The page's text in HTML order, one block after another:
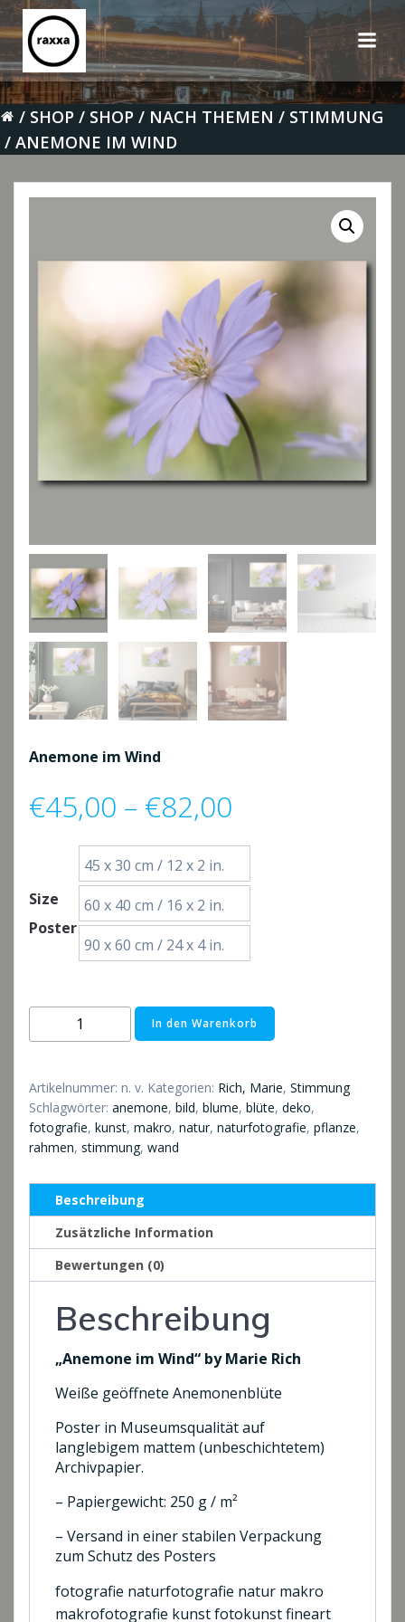
Zum
Inhalt
springen
SHOP SHOP NACH THEMEN
STIMMUNG
ANEMONE IM WIND
Anemone im Wind
€45,00 – €82,00
€45,00
bis
Size
Poster
45 x 30 cm / 12 x 2 in.
60 x 40 cm / 16 x 2 in.
90 x 60 cm / 24 x 4 in.
Anemone
im
Menge
In den Warenkorb
Artikelnummer: n. v. Kategorien: Rich, Marie, Stimmung
Schlagwörter: anemone, bild, blume, blüte, deko,
fotografie, kunst, makro, natur, naturfotografie, pflanze,
rahmen, stimmung, wand
Beschreibung
Zusätzliche Information
Bewertungen (0)
Beschreibung
„Anemone im Wind“ by Marie Rich
Weiße geöffnete Anemonenblüte
Poster in Museumsqualität auf
langlebigem mattem (unbeschichtetem)
Archivpapier.
– Papiergewicht: 250 g / m²
– Versand in einer stabilen Verpackung
zum Schutz des Posters
fotografie naturfotografie natur makro
makrofotografie kunst fotokunst fineart